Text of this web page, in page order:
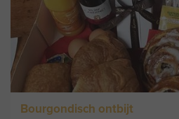
Bourgondisch ontbijt